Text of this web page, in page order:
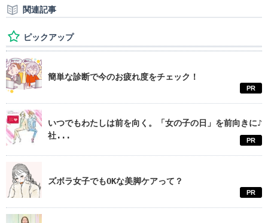
関連記事
ピックアップ
簡単な診断で今のお疲れ度をチェック！
PR
いつでもわたしは前を向く。「女の子の日」を前向きに♪
社...
PR
ズボラ女子でもOKな美脚ケアって？
PR